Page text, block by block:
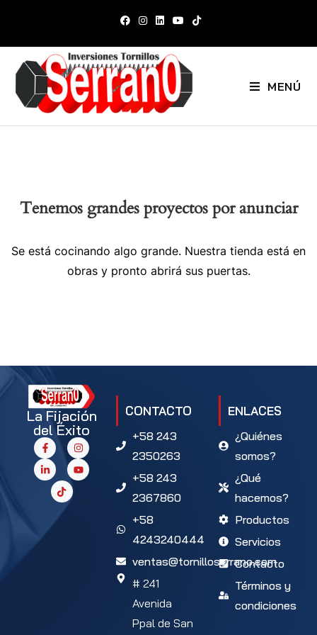
MENÚ
Tenemos grandes proyectos por anunciar
Se está cocinando algo grande. Nuestra tienda está en
obras y pronto abrirá sus puertas.
La Fijación
del Éxito
CONTACTO
+58 243
2350263
+58 243
2367860
+58
4243240444
ventas@tornilloserrano.com
# 241
Avenida
Ppal de San
ENLACES
¿Quiénes
somos?
¿Qué
hacemos?
Productos
Servicios
Contacto
Términos y
condiciones